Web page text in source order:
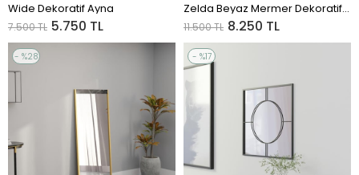
ADD TO CART
Wide Dekoratif Ayna
5.750 TL
7.500 TL
ADD TO CART
Zelda Beyaz Mermer Dekoratif Ayna
8.250 TL
11.500 TL
%28
Sale
%17